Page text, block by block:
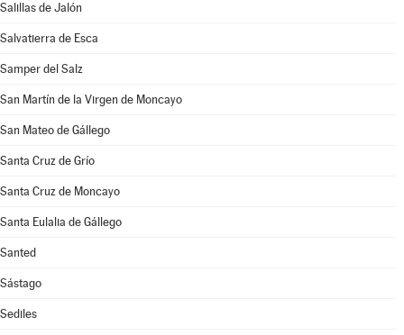
Salillas de Jalón
Salvatierra de Esca
Samper del Salz
San Martín de la Virgen de Moncayo
San Mateo de Gállego
Santa Cruz de Grío
Santa Cruz de Moncayo
Santa Eulalia de Gállego
Santed
Sástago
Sediles